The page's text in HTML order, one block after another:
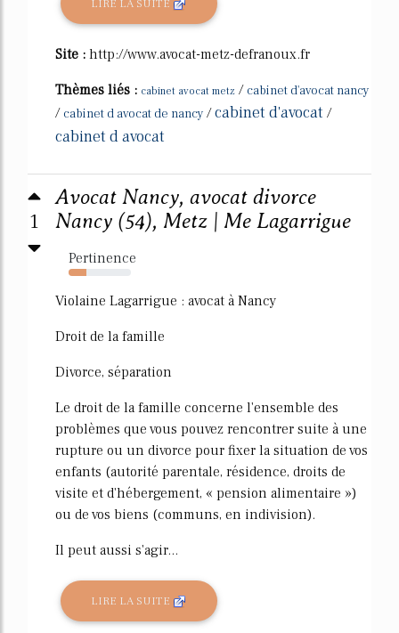
LIRE LA SUITE
Site : http://www.avocat-metz-defranoux.fr
Thèmes liés : cabinet avocat metz / cabinet d'avocat nancy
/ cabinet d avocat de nancy /cabinet d'avocat /
cabinet d avocat
1
Avocat Nancy, avocat divorce
Nancy (54), Metz | Me Lagarrigue
Pertinence
28%
Violaine Lagarrigue : avocat à Nancy
Droit de la famille
Divorce, séparation
Le droit de la famille concerne l'ensemble des
problèmes que vous pouvez rencontrer suite à une
rupture ou un divorce pour fixer la situation de vos
enfants (autorité parentale, résidence, droits de
visite et d'hébergement, « pension alimentaire »)
ou de vos biens (communs, en indivision).
Il peut aussi s'agir...
LIRE LA SUITE